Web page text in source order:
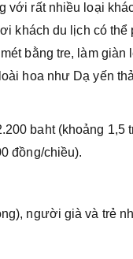
với rất nhiều loại
khách du lịch có thể
bằng tre, làm giàn
hoa như Dạ yến
baht (khoảng 1,5
đồng/chiều).
người già và trẻ